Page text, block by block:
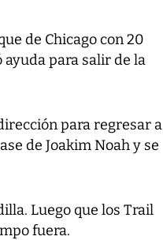
de Chicago con 20
para salir de la
para regresar a
de Joakim Noah y se
Luego que los Trail
fuera.